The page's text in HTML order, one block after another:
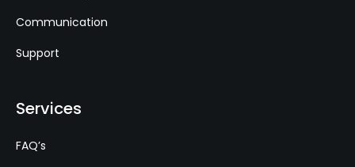
Communication
Support
Services
FAQ’s